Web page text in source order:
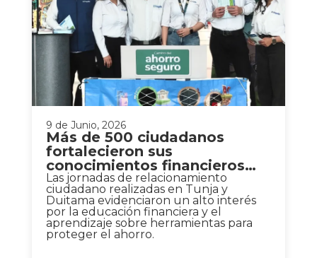
9 de Junio, 2026
Más de 500 ciudadanos
fortalecieron sus
conocimientos financieros
junto a Fogafín en Boyacá
Las jornadas de relacionamiento
ciudadano realizadas en Tunja y
Duitama evidenciaron un alto interés
por la educación financiera y el
aprendizaje sobre herramientas para
proteger el ahorro.